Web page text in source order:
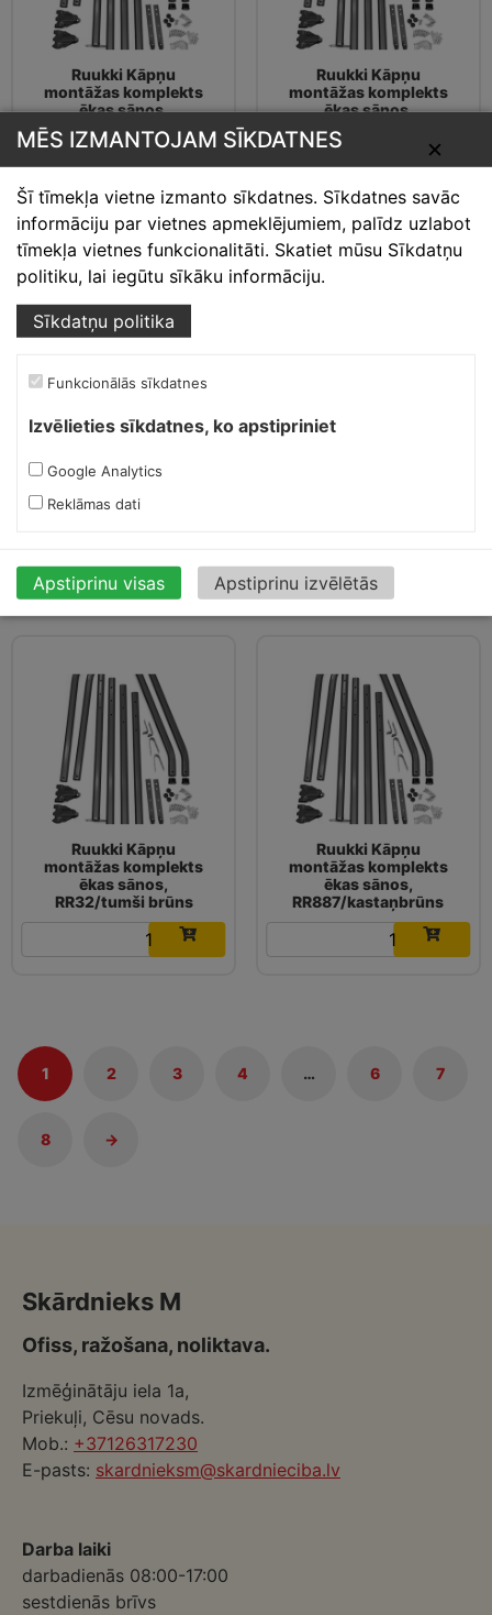
Ruukki Kāpņu
montāžas komplekts
ēkas sānos,
RR21/gaiši pelēks
Ruukki Kāpņu
montāžas komplekts
ēkas sānos,
RR23/tumši pelēks
Ruukki Kāpņu
montāžas komplekts
ēkas sānos,
RR2H3/antracītpelēks
Ruukki Kāpņu
montāžas komplekts
ēkas sānos,
RR32/tumši brūns
121.48€
Ruukki Kāpņu
montāžas komplekts
ēkas sānos,
RR887/kastaņbrūns
121.48€
1 2 3 4 … 6 7
8 →
Skārdnieks M
Ofiss, ražošana, noliktava.
Izmēģinātāju iela 1a,
Priekuļi, Cēsu novads.
Mob.: +37126317230
E-pasts: skardnieksm@skardnieciba.lv
Darba laiki
darbadienās 08:00-17:00
sestdienās brīvs
✕
MĒS IZMANTOJAM SĪKDATNES
Šī tīmekļa vietne izmanto sīkdatnes. Sīkdatnes savāc
informāciju par vietnes apmeklējumiem, palīdz uzlabot
tīmekļa vietnes funkcionalitāti. Skatiet mūsu Sīkdatņu
politiku, lai iegūtu sīkāku informāciju.
Sīkdatņu politika
Funkcionālās sīkdatnes
Izvēlieties sīkdatnes, ko apstipriniet
Google Analytics
Reklāmas dati
Apstiprinu visas Apstiprinu izvēlētās